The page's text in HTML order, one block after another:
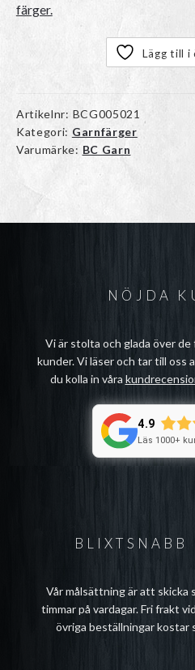
färger.
Lägg till i
Artikelnr: BCG005021
Kategori: Garnfärger
Varumärke: BC Garn
BLIXTSNABB
Vår målsättning är att skicka
timmar på vardagar. Fri frakt
övriga beställningar kostar
NÖJDA
Vi är stolta och glada över
kunder. Vi läser och tar till oss
du kolla in våra
4.9
Läs 1000+